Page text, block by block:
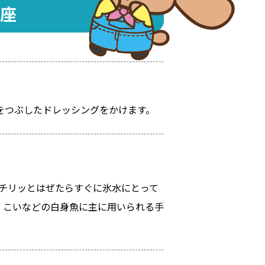
ぶしたドレッシングをかけます。
リッとはぜたらすぐに氷水にとって
いなどの白身魚に主に用いられる手